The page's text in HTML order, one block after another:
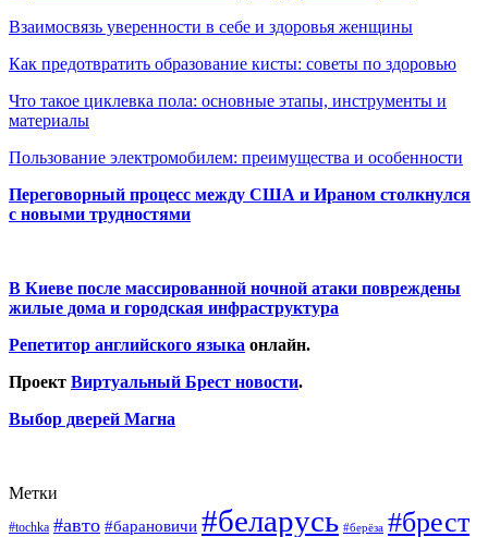
Взаимосвязь уверенности в себе и здоровья женщины
Как предотвратить образование кисты: советы по здоровью
Что такое циклевка пола: основные этапы, инструменты и
материалы
Пользование электромобилем: преимущества и особенности
Переговорный процесс между США и Ираном столкнулся
с новыми трудностями
В Киеве после массированной ночной атаки повреждены
жилые дома и городская инфраструктура
Репетитор английского языка онлайн.
Проект Виртуальный Брест новости.
Выбор дверей Магна
Метки
#tochka #авто #барановичи #беларусь #берёза #брест